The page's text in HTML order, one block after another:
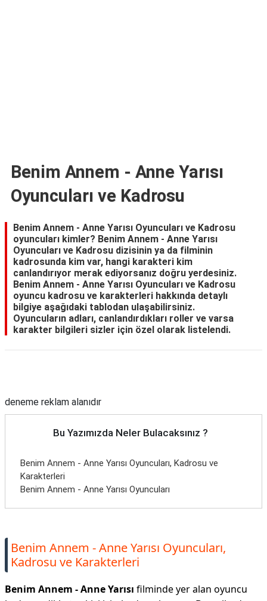
Benim Annem - Anne Yarısı
Oyuncuları ve Kadrosu
Benim Annem - Anne Yarısı Oyuncuları ve Kadrosu
oyuncuları kimler? Benim Annem - Anne Yarısı
Oyuncuları ve Kadrosu dizisinin ya da filminin
kadrosunda kim var, hangi karakteri kim
canlandırıyor merak ediyorsanız doğru yerdesiniz.
Benim Annem - Anne Yarısı Oyuncuları ve Kadrosu
oyuncu kadrosu ve karakterleri hakkında detaylı
bilgiye aşağıdaki tablodan ulaşabilirsiniz.
Oyuncuların adları, canlandırdıkları roller ve varsa
karakter bilgileri sizler için özel olarak listelendi.
deneme reklam alanıdır
Bu Yazımızda Neler Bulacaksınız ?
Benim Annem - Anne Yarısı Oyuncuları, Kadrosu ve
Karakterleri
Benim Annem - Anne Yarısı Oyuncuları
Benim Annem - Anne Yarısı Oyuncuları,
Kadrosu ve Karakterleri
Benim Annem - Anne Yarısı filminde yer alan oyuncu